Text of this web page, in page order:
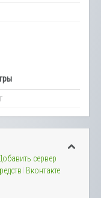
сервер
Вконтакте